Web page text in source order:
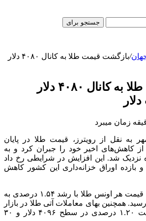
جستجو برای
/
بازگشت قیمت طلا به کانال ۴۰۸۰ دلار
بازگشت قیمت طلا به کانال ۴۰۸۰ دلار
به نقل از رویترز، قیمت طلا در پایان
کاهش‌های اخیر خود را جبران کرد و به
نزدیک شد. این افزایش در شرایطی رخ داد
و بازده اوراق خزانه‌داری این کشور کاهش
بر اساس این گزارش، قیمت هر اونس طلا با رشد ۱.۵۴ درصدی به
و ۷۴ سنت رسید. همچنین بهای معاملات آتی طلا در بازار
کامکس نیویورک با افت ۱.۲۰ درصدی در سطح ۴۰۹۶ دلار و ۳۰